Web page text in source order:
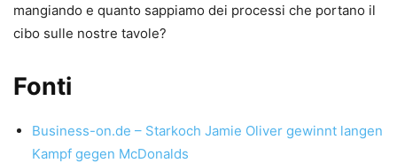
mangiando e quanto sappiamo dei processi che portano il
cibo sulle nostre tavole?
Fonti
Business-on.de – Starkoch Jamie Oliver gewinnt langen
Kampf gegen McDonalds